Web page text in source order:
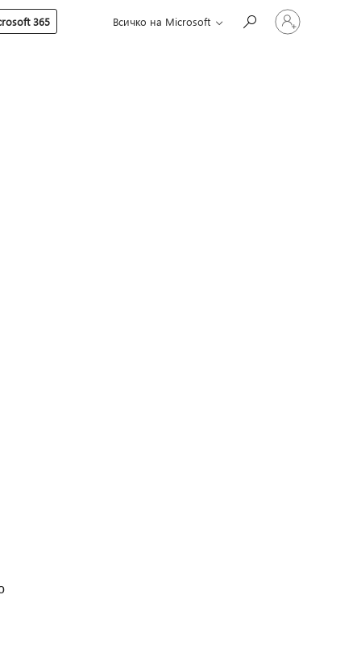
365 Всичко на Microsoft
Влезте
във
вашия